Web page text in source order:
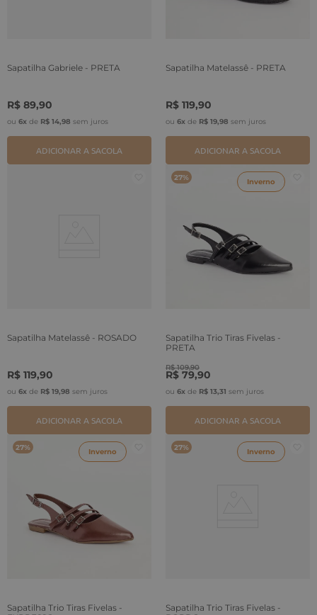
Sapatilha Gabriele - PRETA
R$ 89,90
ou 6x de R$ 14,98 sem juros
ADICIONAR A SACOLA
Sapatilha Matelassê - PRETA
R$ 119,90
ou 6x de R$ 19,98 sem juros
ADICIONAR A SACOLA
Sapatilha Matelassê - ROSADO
R$ 119,90
ou 6x de R$ 19,98 sem juros
ADICIONAR A SACOLA
Inverno
27%
Sapatilha Trio Tiras Fivelas -
PRETA
R$ 109,90
R$ 79,90
ou 6x de R$ 13,31 sem juros
ADICIONAR A SACOLA
Inverno
27%
Sapatilha Trio Tiras Fivelas -
Inverno
27%
Sapatilha Trio Tiras Fivelas -